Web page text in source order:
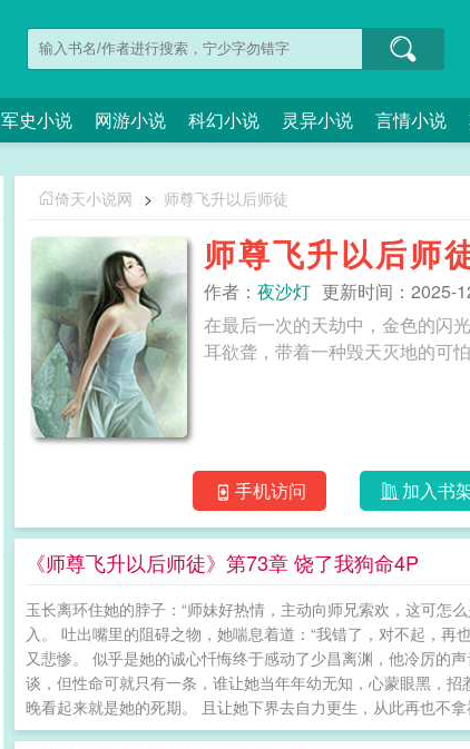
军史小说 网游小说 科幻小说 灵异小说 言情小说
倚天小说网 > 师尊飞升以后师徒
师尊飞升以后师
作者： 夜沙灯 更新时间：2025-
在最后一次的天劫中，金色的闪
手机访问 加入书
《师尊飞升以后师徒》第73章 饶了我狗命4P
玉长离环住她的脖子：“师妹好热情，主动向师兄索欢，这可怎
入。 吐出嘴里的阻碍之物，她喘息着道：“我错了，对不起，
又悲惨。 似乎是她的诚心忏悔终于感动了少昌离渊，他冷厉的
谈，但性命可就只有一条，谁让她当年年幼无知，心蒙眼黑，
晚看起来就是她的死期。 且让她下界去自力更生，从此再也不